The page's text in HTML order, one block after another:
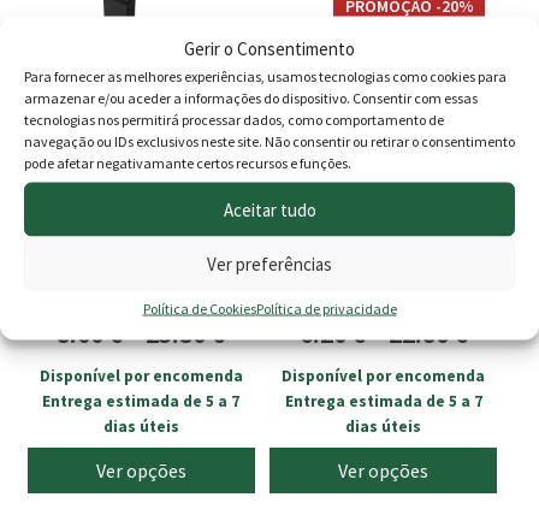
Gerir o Consentimento
Para fornecer as melhores experiências, usamos tecnologias como cookies para
armazenar e/ou aceder a informações do dispositivo. Consentir com essas
tecnologias nos permitirá processar dados, como comportamento de
navegação ou IDs exclusivos neste site. Não consentir ou retirar o consentimento
pode afetar negativamante certos recursos e funções.
Aceitar tudo
Ver preferências
Política de CookiesPolítica de privacidade
27.00 €
Cinza com Abraçadeira
8.00€–23.50€Price
range:
8.00 €
through
23.50 €
Disponível por encomenda
Entrega estimada de 5 a 7
dias úteis
Ver opções
multiple
variants.
The
options
be
product
page
Cinza com Abraçadeira
PROMOÇÃO -20%
6.20€–22.80€Price
range:
6.20 €
22.80
Disponível por encomenda
Entrega estimada de 5 a 7
dias úteis
Ver opções
has
multiple
variants.
The
options
may
be
chosen
the
product
page